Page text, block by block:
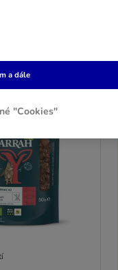
"Cookies"
a dále